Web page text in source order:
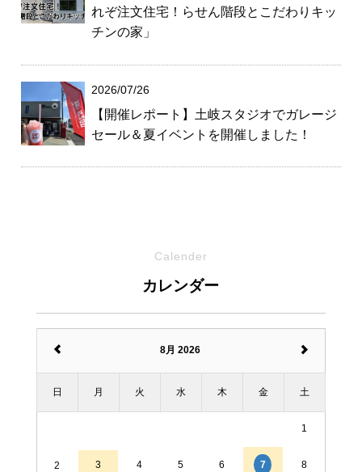
れぞ注文住宅！らせん階段とこだわりキッ
チンの家」
2026/07/26
【開催レポート】土岐スタジオでガレージ
セール＆夏イベントを開催しました！
Calender
カレンダー
8月 2026
日 月 火 水 木 金 土
1
2 3 4 5 6 7 8